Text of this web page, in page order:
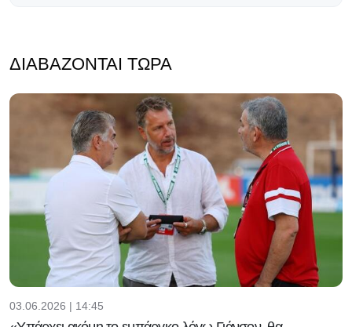
ΔΙΑΒΆΖΟΝΤΑΙ ΤΏΡΑ
03.06.2026 | 14:45